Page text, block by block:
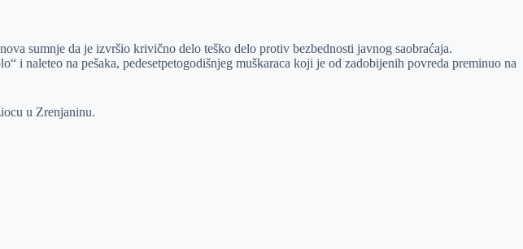
sumnje da je izvršio krivično delo teško delo protiv bezbednosti javnog saobraćaja.
i naleteo na pešaka, pedesetpetogodišnjeg muškaraca koji je od zadobijenih povreda preminuo na
u Zrenjaninu.